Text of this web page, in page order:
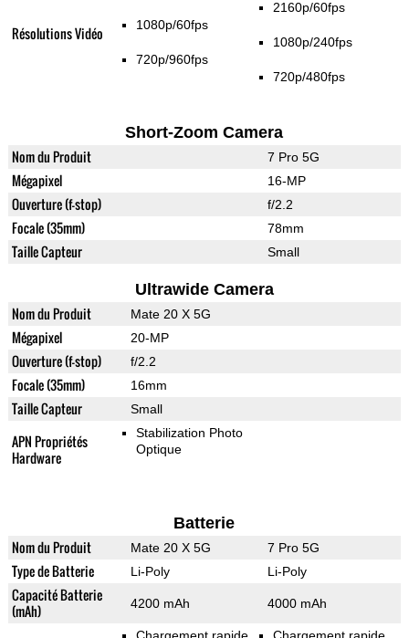
Résolutions Vidéo 1080p/60fps
720p/960fps
2160p/60fps
1080p/240fps
720p/480fps
Short-Zoom Camera
Nom du Produit 7 Pro 5G
Mégapixel 16-MP
Ouverture (f-stop) f/2.2
Focale (35mm) 78mm
Taille Capteur Small
Ultrawide Camera
Nom du Produit Mate 20 X 5G
Mégapixel 20-MP
Ouverture (f-stop) f/2.2
Focale (35mm) 16mm
Taille Capteur Small
APN Propriétés
Hardware
Stabilization Photo
Optique
Batterie
Nom du Produit Mate 20 X 5G 7 Pro 5G
Type de Batterie Li-Poly Li-Poly
Capacité Batterie
(mAh)
4200 mAh 4000 mAh